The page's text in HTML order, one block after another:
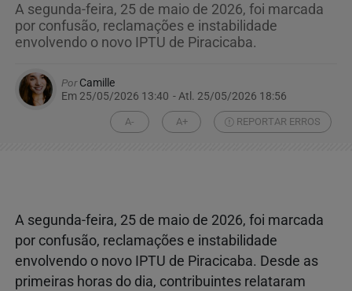
A segunda-feira, 25 de maio de 2026, foi marcada
por confusão, reclamações e instabilidade
envolvendo o novo IPTU de Piracicaba.
PorCamille
Em 25/05/2026 13:40 - Atl. 25/05/2026 18:56
A- A+ REPORTAR ERROS
A segunda-feira, 25 de maio de 2026, foi marcada
por confusão, reclamações e instabilidade
envolvendo o novo IPTU de Piracicaba. Desde as
primeiras horas do dia, contribuintes relataram